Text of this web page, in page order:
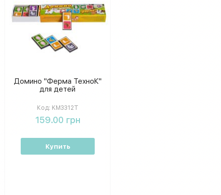
Домино "Ферма ТехноК"
для детей
Код: KM3312T
159.00 грн
Купить